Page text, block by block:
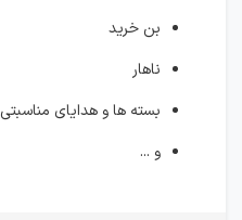
بن خرید
ناهار
بسته ها و هدایای مناسبتی
و ...